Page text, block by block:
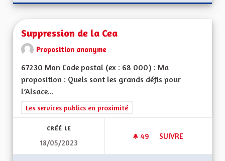
Suppression de la Cea
Proposition anonyme
67230 Mon Code postal (ex : 68 000) : Ma
proposition : Quels sont les grands défis pour
l’Alsace...
Filtrer les résultats de la catégorie : Les services publics en
Les services publics en proximité
CRÉÉ LE
18/05/2023
49 49 ABONNÉS
SUIVRE